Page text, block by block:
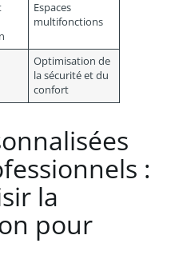
Espaces
multifonctions
Optimisation de
la sécurité et du
confort
:
la
pour